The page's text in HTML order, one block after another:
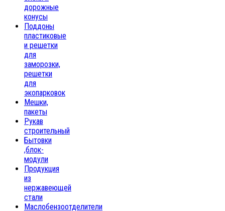
дорожные
конусы
Поддоны
пластиковые
и решетки
для
заморозки,
решетки
для
экопарковок
Мешки,
пакеты
Рукав
строительный
Бытовки
,блок-
модули
Продукция
из
нержавеющей
стали
Маслобензоотделители